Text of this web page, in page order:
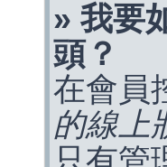
» 我要
頭？
在會員
的線上